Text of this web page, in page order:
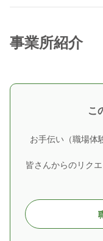
事業所紹介
こ
お手伝い（職場体
皆さんからのリク